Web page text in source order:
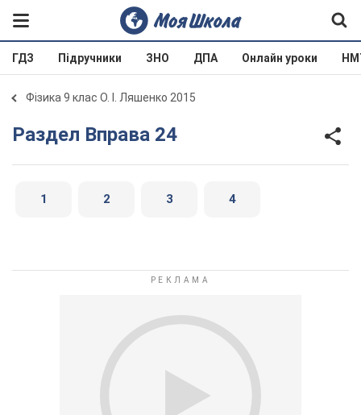
ГДЗ Підручники ЗНО ДПА Онлайн уроки
Фізика 9 клас О. І. Ляшенко 2015
Раздел Вправа 24
1 2 3 4